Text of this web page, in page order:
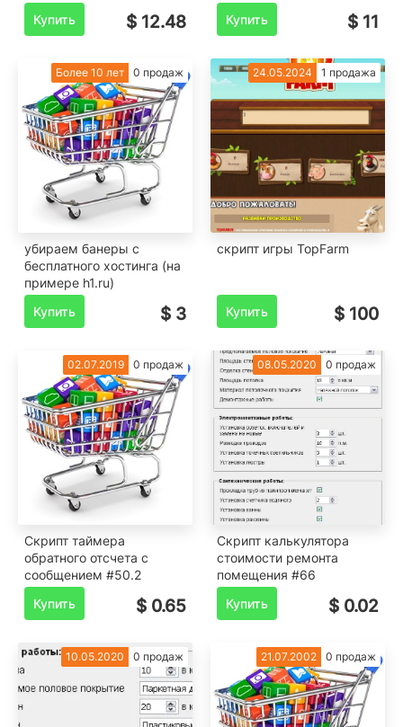
Купить
$ 12.48 Купить $ 11
Более 10 лет 0 продаж
убираем банеры с
бесплатного хостинга (на
примере h1.ru)
Купить
$ 3
24.05.2024 1 продажа
скрипт игры TopFarm
Купить $ 100
02.07.2019 0 продаж
Скрипт таймера
обратного отсчета с
сообщением #50.2
Купить
$ 0.65
08.05.2020 0 продаж
Скрипт калькулятора
стоимости ремонта
помещения #66
Купить
$ 0.02
10.05.2020 0 продаж 21.07.2002 0 продаж